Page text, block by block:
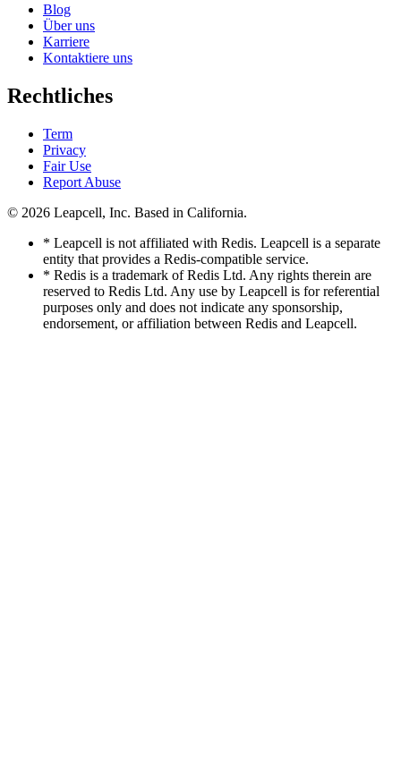
Blog
Über uns
Karriere
Kontaktiere uns
Rechtliches
Term
Privacy
Fair Use
Report Abuse
© 2026 Leapcell, Inc. Based in California.
* Leapcell is not affiliated with Redis. Leapcell is a separate
entity that provides a Redis-compatible service.
* Redis is a trademark of Redis Ltd. Any rights therein are
reserved to Redis Ltd. Any use by Leapcell is for referential
purposes only and does not indicate any sponsorship,
endorsement, or affiliation between Redis and Leapcell.